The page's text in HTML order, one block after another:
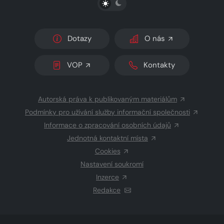
Dotazy O nás
VOP Kontakty
Autorská práva k publikovaným materiálům
Podmínky pro užívání služby informační společnosti
Informace o zpracování osobních údajů
Jednotná kontaktní místa
Cookies
Nastavení soukromí
Inzerce
Redakce